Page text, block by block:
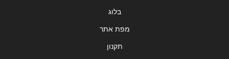
בלוג
מפת אתר
תקנון